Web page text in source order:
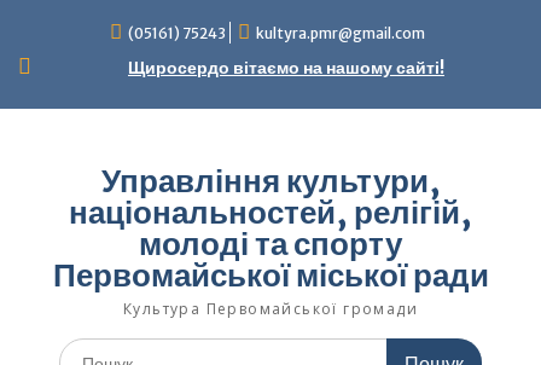
вмісту
(05161) 75243 kultyra.pmr@gmail.com
Щиросердо вітаємо на нашому сайті!
Управління культури,
національностей, релігій,
молоді та спорту
Первомайської міської ради
Культура Первомайcької громади
Шукати: